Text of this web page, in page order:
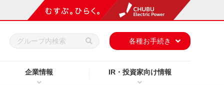
企業情報 IR・投資家向け情報
各種お手続き